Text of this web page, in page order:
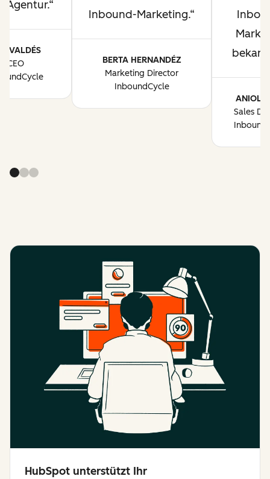
Agentur.
VALDÉS
CEO
Inbound-Marketing.
BERTA HERNANDÉZ
Marketing Director
InboundCycle
ANIOL
Sales
HubSpot unterstützt Ihr